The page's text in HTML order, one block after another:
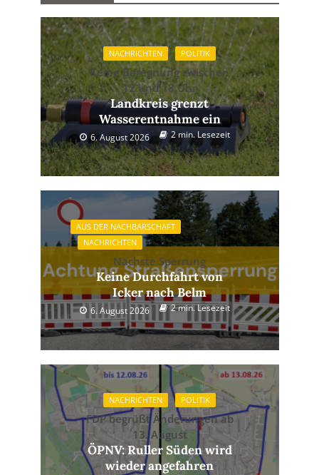
NACHRICHTEN POLITIK
Keine Beregnung zwischen
12 und 18 Uhr
Landkreis grenzt
Wasserentnahme ein
6. August 2026 2 min. Lesezeit
AUS DER NACHBARSCHAFT
NACHRICHTEN
Nächste Sperrung
Keine Durchfahrt von
Icker nach Belm
6. August 2026 2 min. Lesezeit
NACHRICHTEN POLITIK
FDP begrüßt Änderungen ab
13. August
ÖPNV: Ruller Süden wird
wieder angefahren